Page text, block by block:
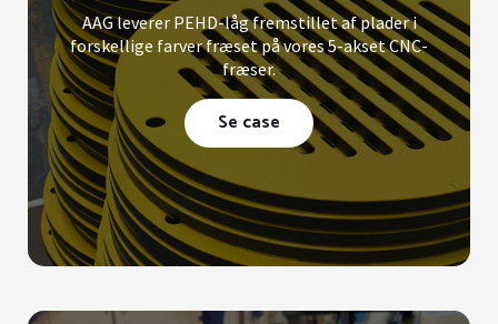
AAG leverer PEHD-låg fremstillet af plader i
forskellige farver fræset på vores 5-akset CNC-
fræser.
Se case